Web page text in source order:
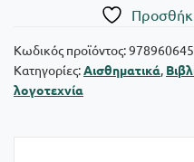
Κωδικός προϊόντος:
Κατηγορίες: Αισθηματικά
λογοτεχνία